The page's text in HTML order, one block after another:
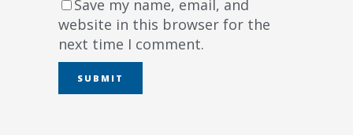
Save my name, email, and
website in this browser for the
next time I comment.